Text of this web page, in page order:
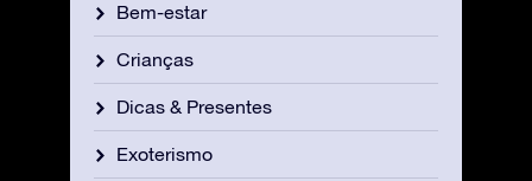
Bem-estar
Crianças
Dicas & Presentes
Exoterismo